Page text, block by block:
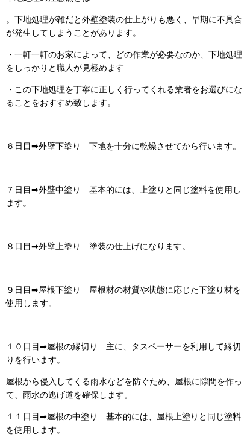
。下地処理が雑だと外壁塗装の仕上がりも悪く、早期に不具合
が発生してしまうことがあります。
・一軒一軒のお家によって、どの作業が必要なのか、下地処理
をしっかりと職人が見極めます
・この下地処理を丁寧に正しく行ってくれる業者をお選びにな
ることをおすすめ致します。
６日目➡外壁下塗り 下地を十分に乾燥させてから行います。
７日目➡外壁中塗り 基本的には、上塗りと同じ塗料を使用し
ます。
８日目➡外壁上塗り 塗装の仕上げになります。
９日目➡屋根下塗り 屋根材の材質や状態に応じた下塗り材を
使用します。
１０日目➡屋根の縁切り 主に、タスペーサーを利用して縁切
りを行います。
屋根から侵入してくる雨水などを防ぐため、屋根に隙間を作っ
て、雨水の逃げ道を確保します。
１１日目➡屋根の中塗り 基本的には、屋根上塗りと同じ塗料
を使用します。